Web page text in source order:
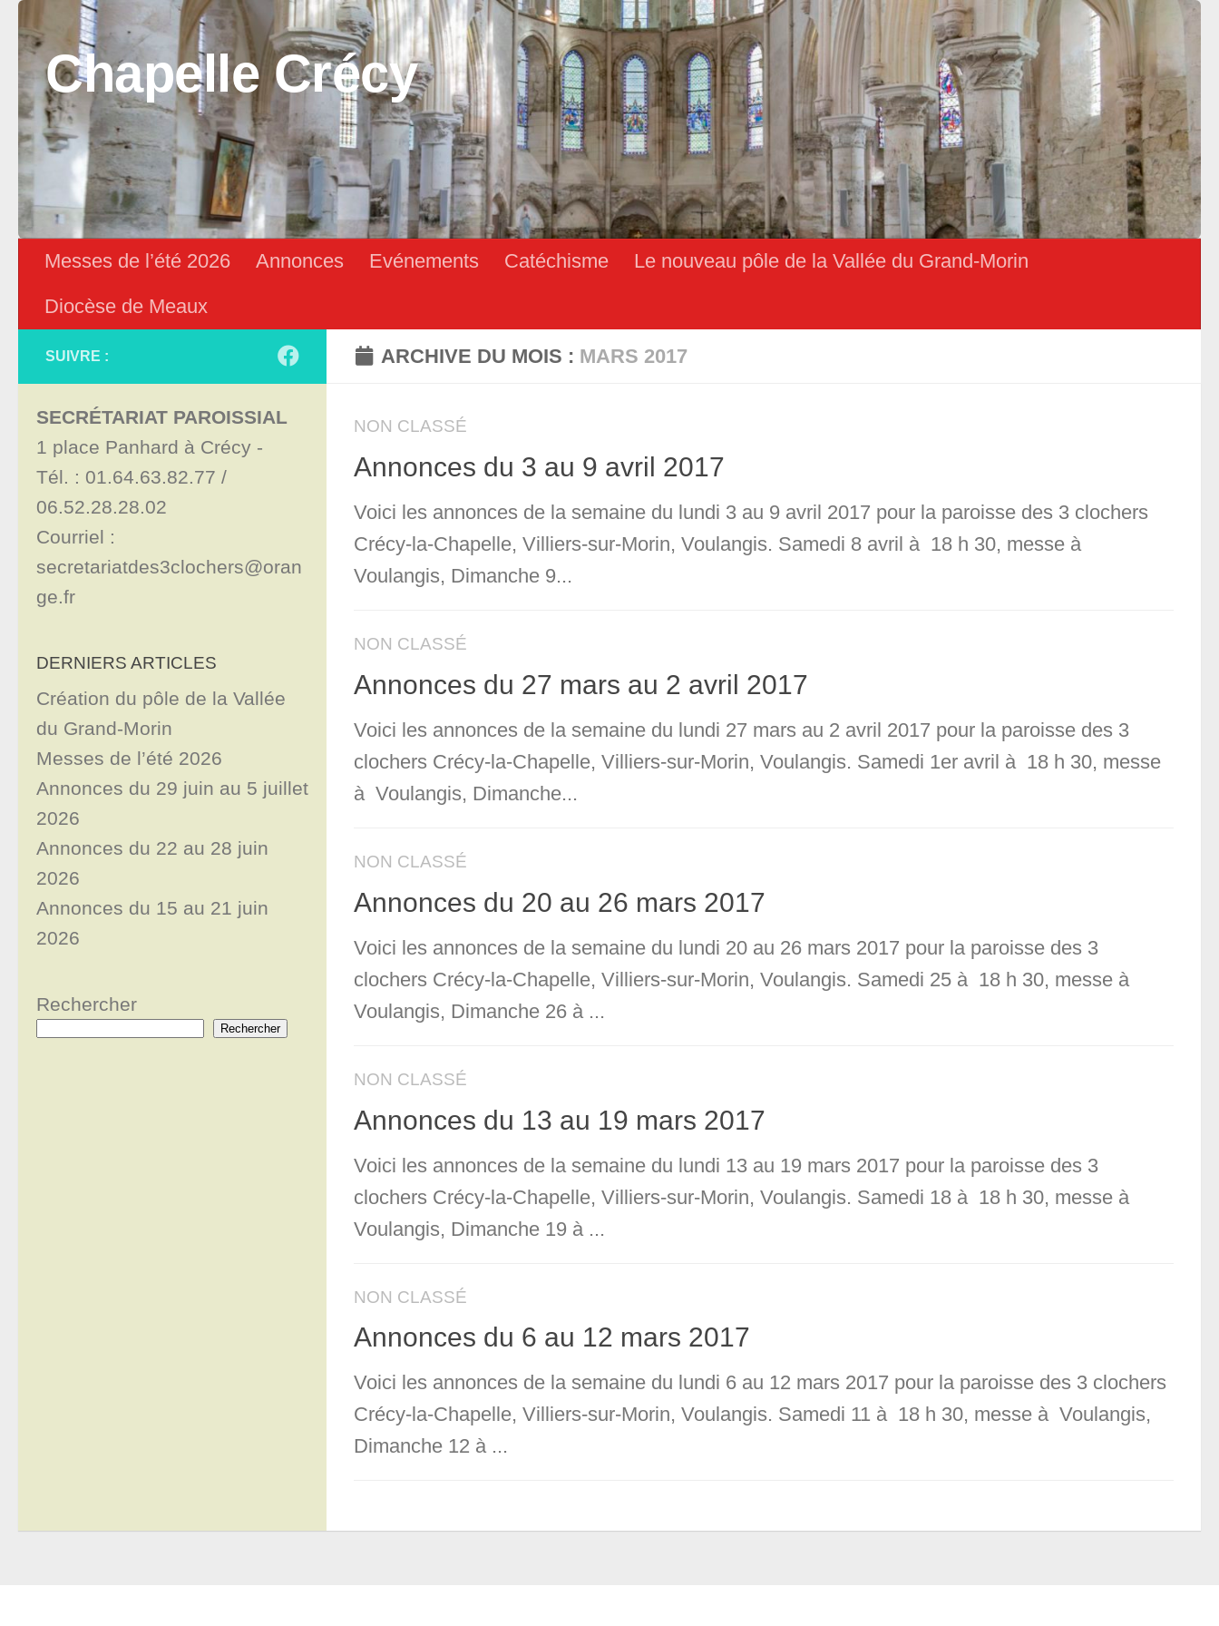
Skip to content
Chapelle Crécy
Messes de l’été 2026 Annonces Evénements Catéchisme
Le nouveau pôle de la Vallée du Grand-Morin
Diocèse de Meaux
ARCHIVE DU MOIS : MARS 2017
NON CLASSÉ
Annonces du 3 au 9 avril 2017
Voici les annonces de la semaine du lundi 3 au 9 avril 2017 pour la paroisse des 3 clochers
Crécy-la-Chapelle, Villiers-sur-Morin, Voulangis. Samedi 8 avril à 18 h 30, messe à
Voulangis, Dimanche 9...
NON CLASSÉ
Annonces du 27 mars au 2 avril 2017
Voici les annonces de la semaine du lundi 27 mars au 2 avril 2017 pour la paroisse des 3
clochers Crécy-la-Chapelle, Villiers-sur-Morin, Voulangis. Samedi 1er avril à 18 h 30, messe
à Voulangis, Dimanche...
NON CLASSÉ
Annonces du 20 au 26 mars 2017
Voici les annonces de la semaine du lundi 20 au 26 mars 2017 pour la paroisse des 3
clochers Crécy-la-Chapelle, Villiers-sur-Morin, Voulangis. Samedi 25 à 18 h 30, messe à
Voulangis, Dimanche 26 à ...
NON CLASSÉ
Annonces du 13 au 19 mars 2017
Voici les annonces de la semaine du lundi 13 au 19 mars 2017 pour la paroisse des 3
clochers Crécy-la-Chapelle, Villiers-sur-Morin, Voulangis. Samedi 18 à 18 h 30, messe à
Voulangis, Dimanche 19 à ...
NON CLASSÉ
Annonces du 6 au 12 mars 2017
Voici les annonces de la semaine du lundi 6 au 12 mars 2017 pour la paroisse des 3 clochers
Crécy-la-Chapelle, Villiers-sur-Morin, Voulangis. Samedi 11 à 18 h 30, messe à Voulangis,
Dimanche 12 à ...
SUIVRE :
SECRÉTARIAT PAROISSIAL
1 place Panhard à Crécy -
Tél. : 01.64.63.82.77 /
06.52.28.28.02
Courriel :
secretariatdes3clochers@oran
ge.fr
DERNIERS ARTICLES
Création du pôle de la Vallée
du Grand-Morin
Messes de l’été 2026
Annonces du 29 juin au 5 juillet
2026
Annonces du 22 au 28 juin
2026
Annonces du 15 au 21 juin
2026
Rechercher
Rechercher